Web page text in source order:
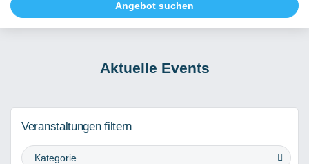
Aktuelle Events
Veranstaltungen filtern
Kategorie